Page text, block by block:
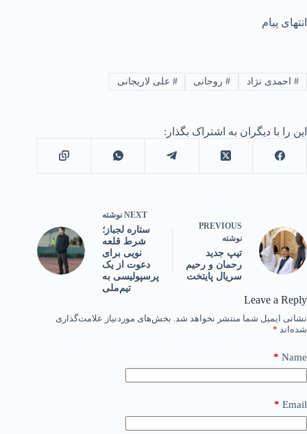
انتهای پیام
#احمدی نژاد #روحانی # علی لاریجانی
این را با دیگران به اشتراک بگذار:
PREVIOUS
نوشته
تیپ جدید
رحمان و رحیم
سریال پایتخت
NEXT نوشته
ستاره لجباز؛
شرط قلعه
نویی برای
دعوت از یک
پرسپولیسی به
تیم‌ملی
Leave a Reply
نشانی ایمیل شما منتشر نخواهد شد. بخش‌های موردنیاز علامت‌گذاری
شده‌اند *
Name
*
Email
*